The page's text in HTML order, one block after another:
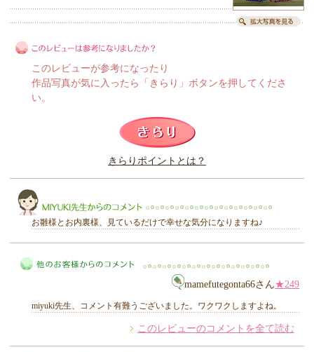
このレビューは参考になりましたか？
このレビューが参考になったり
作品写真が気に入ったら「きらり」ボタンを押してくださ
い。
きらりポイントとは？
お雛様とお内裏様、見ているだけで幸せな気分になりますね♪
mamefutegonta66さん★249
miyuki先生、コメント有難うございました。ワクワクしますよね。
このレビューのコメントを全て読む